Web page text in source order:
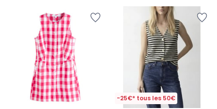
-25€* tous les 50€